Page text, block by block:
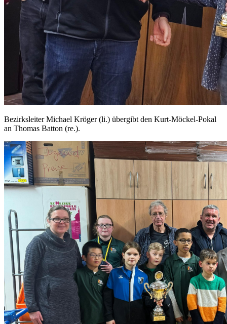
Bezirksleiter Michael Kröger (li.) übergibt den Kurt-Möckel-Pokal
an Thomas Batton (re.).